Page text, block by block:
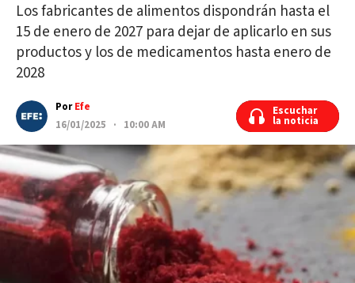
Los fabricantes de alimentos dispondrán hasta el
15 de enero de 2027 para dejar de aplicarlo en sus
productos y los de medicamentos hasta enero de
2028
PorEfe
16/01/2025 · 10:00 AM
Escuchar
la noticia
Escuchar
la noticia